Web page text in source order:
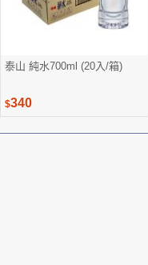
泰山 純水700ml (20入/箱)
$340